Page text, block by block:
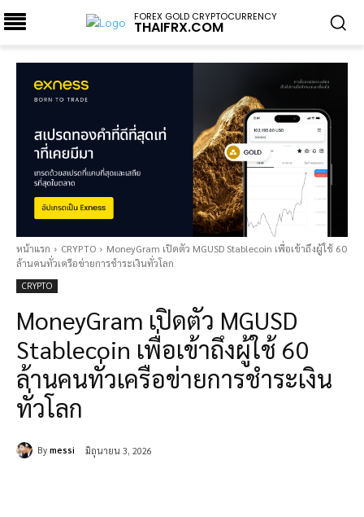
FOREX GOLD CRYPTOCURRENCY
THAIFRX.COM
หน้าแรก CRYPTO
MoneyGram เปิดตัว MGUSD Stablecoin เพื่อเข้าถึงผู้ใช้ 60
ล้านคนทั่วเครือข่ายการชำระเงินทั่วโลก
CRYPTO
MoneyGram เปิดตัว MGUSD
Stablecoin เพื่อเข้าถึงผู้ใช้ 60
ล้านคนทั่วเครือข่ายการชำระเงิน
ทั่วโลก
By messi มิถุนายน 3, 2026